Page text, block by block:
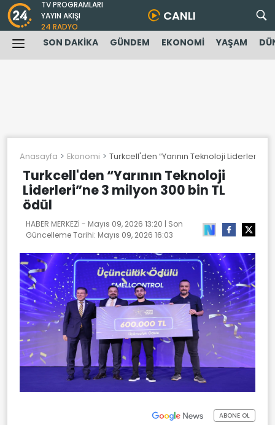
TV PROGRAMLARI
YAYIN AKIŞI
24 RADYO
CANLI
SON DAKİKA GÜNDEM EKONOMİ YAŞAM
Anasayfa Ekonomi Turkcell'den “Yarının Teknoloji
Turkcell'den “Yarının Teknoloji
Liderleri”ne 3 milyon 300 bin TL
ödül
HABER MERKEZİ - Mayıs 09, 2026 13:20 | Son
Güncelleme Tarihi: Mayıs 09, 2026 16:03
ABONE OL